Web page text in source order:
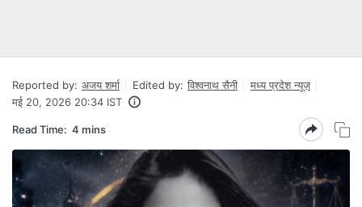
Reported by: अजय शर्मा Edited by: विश्वनाथ सैनी
मध्य प्रदेश न्यूज़
मई 20, 2026 20:34 IST
Read Time: 4 mins